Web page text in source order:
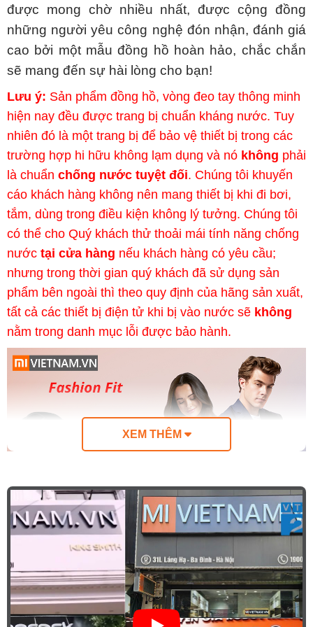
được mong chờ nhiều nhất, được cộng đồng
những người yêu công nghệ đón nhận, đánh giá
cao bởi một mẫu đồng hồ hoàn hảo, chắc chắn
sẽ mang đến sự hài lòng cho bạn!
Lưu ý: Sản phẩm đồng hồ, vòng đeo tay thông minh
hiện nay đều được trang bị chuẩn kháng nước. Tuy
nhiên đó là một trang bị để bảo vệ thiết bị trong các
trường hợp hi hữu không lạm dụng và nó không phải
là chuẩn chống nước tuyệt đối. Chúng tôi khuyến
cáo khách hàng không nên mang thiết bị khi đi bơi,
tắm, dùng trong điều kiện không lý tưởng. Chúng tôi
có thể cho Quý khách thử thoải mái tính năng chống
nước tại cửa hàng nếu khách hàng có yêu cầu;
nhưng trong thời gian quý khách đã sử dụng sản
phẩm bên ngoài thì theo quy định của hãng sản xuất,
tất cả các thiết bị điện tử khi bị vào nước sẽ không
nằm trong danh mục lỗi được bảo hành.
Thiết Kế Sang Trọng, Cao Cấp, Hiện
Đại Đầy Trẻ Trung, Cá Tính
Đồng Hồ Thông Minh Amazfit GTSđược thiết
kế với nhiều đặc điểm mang dáng dấp học hỏi từ
XEM THÊM